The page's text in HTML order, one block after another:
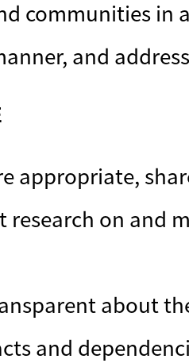
communities in
and
appropriate,
on and
about
and